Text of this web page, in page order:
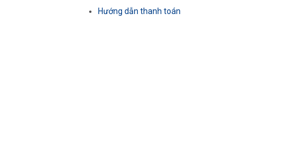
Hướng dẫn thanh toán